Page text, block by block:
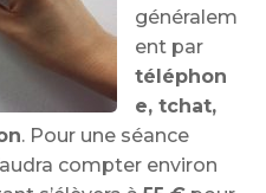
généralem
ent par
téléphon
e, tchat,
. Pour une séance
compter environ